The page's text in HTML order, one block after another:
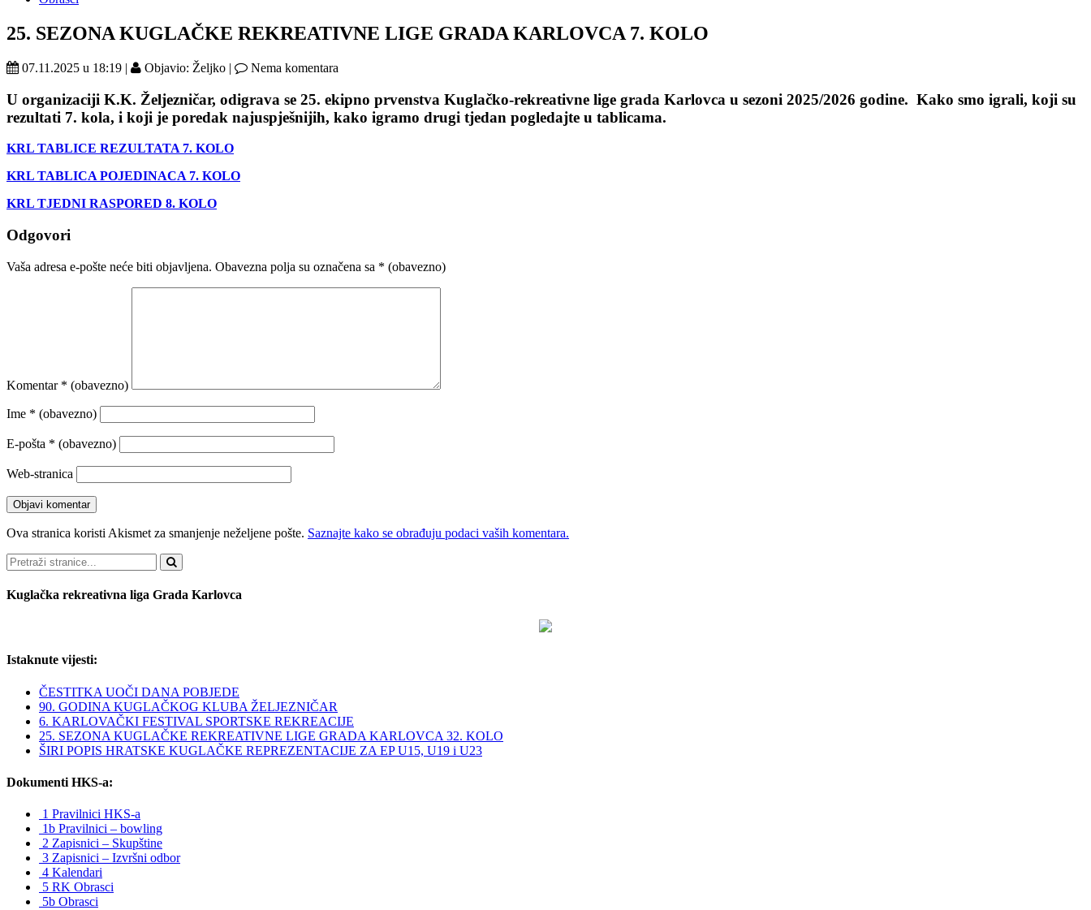
25. SEZONA KUGLAČKE REKREATIVNE LIGE GRADA KARLOVCA 7. KOLO
07.11.2025 u 18:19 | Objavio: Željko | Nema komentara
U organizaciji K.K. Željezničar, odigrava se 25. ekipno prvenstva Kuglačko-rekreativne lige grada Karlovca u sezoni 2025/2026 godine. Kako smo igrali, koji su
rezultati 7. kola, i koji je poredak najuspješnijih, kako igramo drugi tjedan pogledajte u tablicama.
KRL TABLICE REZULTATA 7. KOLO
KRL TABLICA POJEDINACA 7. KOLO
KRL TJEDNI RASPORED 8. KOLO
Odgovori
Vaša adresa e-pošte neće biti objavljena. Obavezna polja su označena sa * (obavezno)
Komentar * (obavezno)
Ime * (obavezno)
E-pošta * (obavezno)
Web-stranica
Ova stranica koristi Akismet za smanjenje neželjene pošte. Saznajte kako se obrađuju podaci vaših komentara.
Pretraži
Kuglačka rekreativna liga Grada Karlovca
Istaknute vijesti:
ČESTITKA UOČI DANA POBJEDE
90. GODINA KUGLAČKOG KLUBA ŽELJEZNIČAR
6. KARLOVAČKI FESTIVAL SPORTSKE REKREACIJE
25. SEZONA KUGLAČKE REKREATIVNE LIGE GRADA KARLOVCA 32. KOLO
ŠIRI POPIS HRATSKE KUGLAČKE REPREZENTACIJE ZA EP U15, U19 i U23
Dokumenti HKS-a:
1 Pravilnici HKS-a
1b Pravilnici – bowling
2 Zapisnici – Skupštine
3 Zapisnici – Izvršni odbor
4 Kalendari
5 RK Obrasci
5b Obrasci